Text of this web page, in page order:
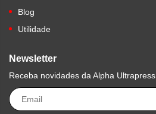
Blog
Utilidade
Newsletter
Receba novidades da Alpha Ultrapress